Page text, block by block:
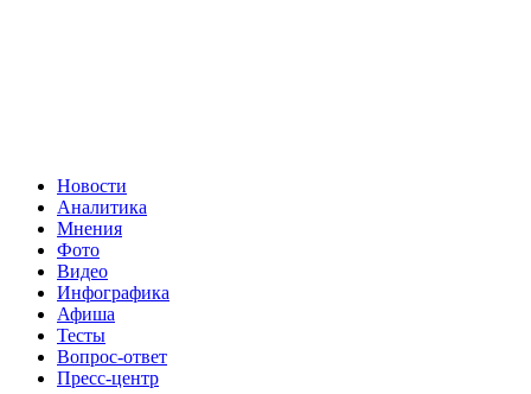
Новости
Аналитика
Мнения
Фото
Видео
Инфографика
Афиша
Тесты
Вопрос-ответ
Пресс-центр